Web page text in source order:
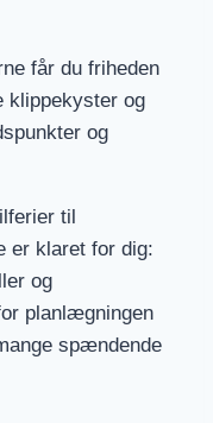
får du friheden
klippekyster og
og
til
er klaret for dig:
og
planlægningen
spændende